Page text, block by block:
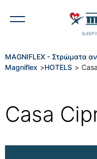
MAGNIFLEX - Στρώματα
Magniflex >HOTELS >
Casa